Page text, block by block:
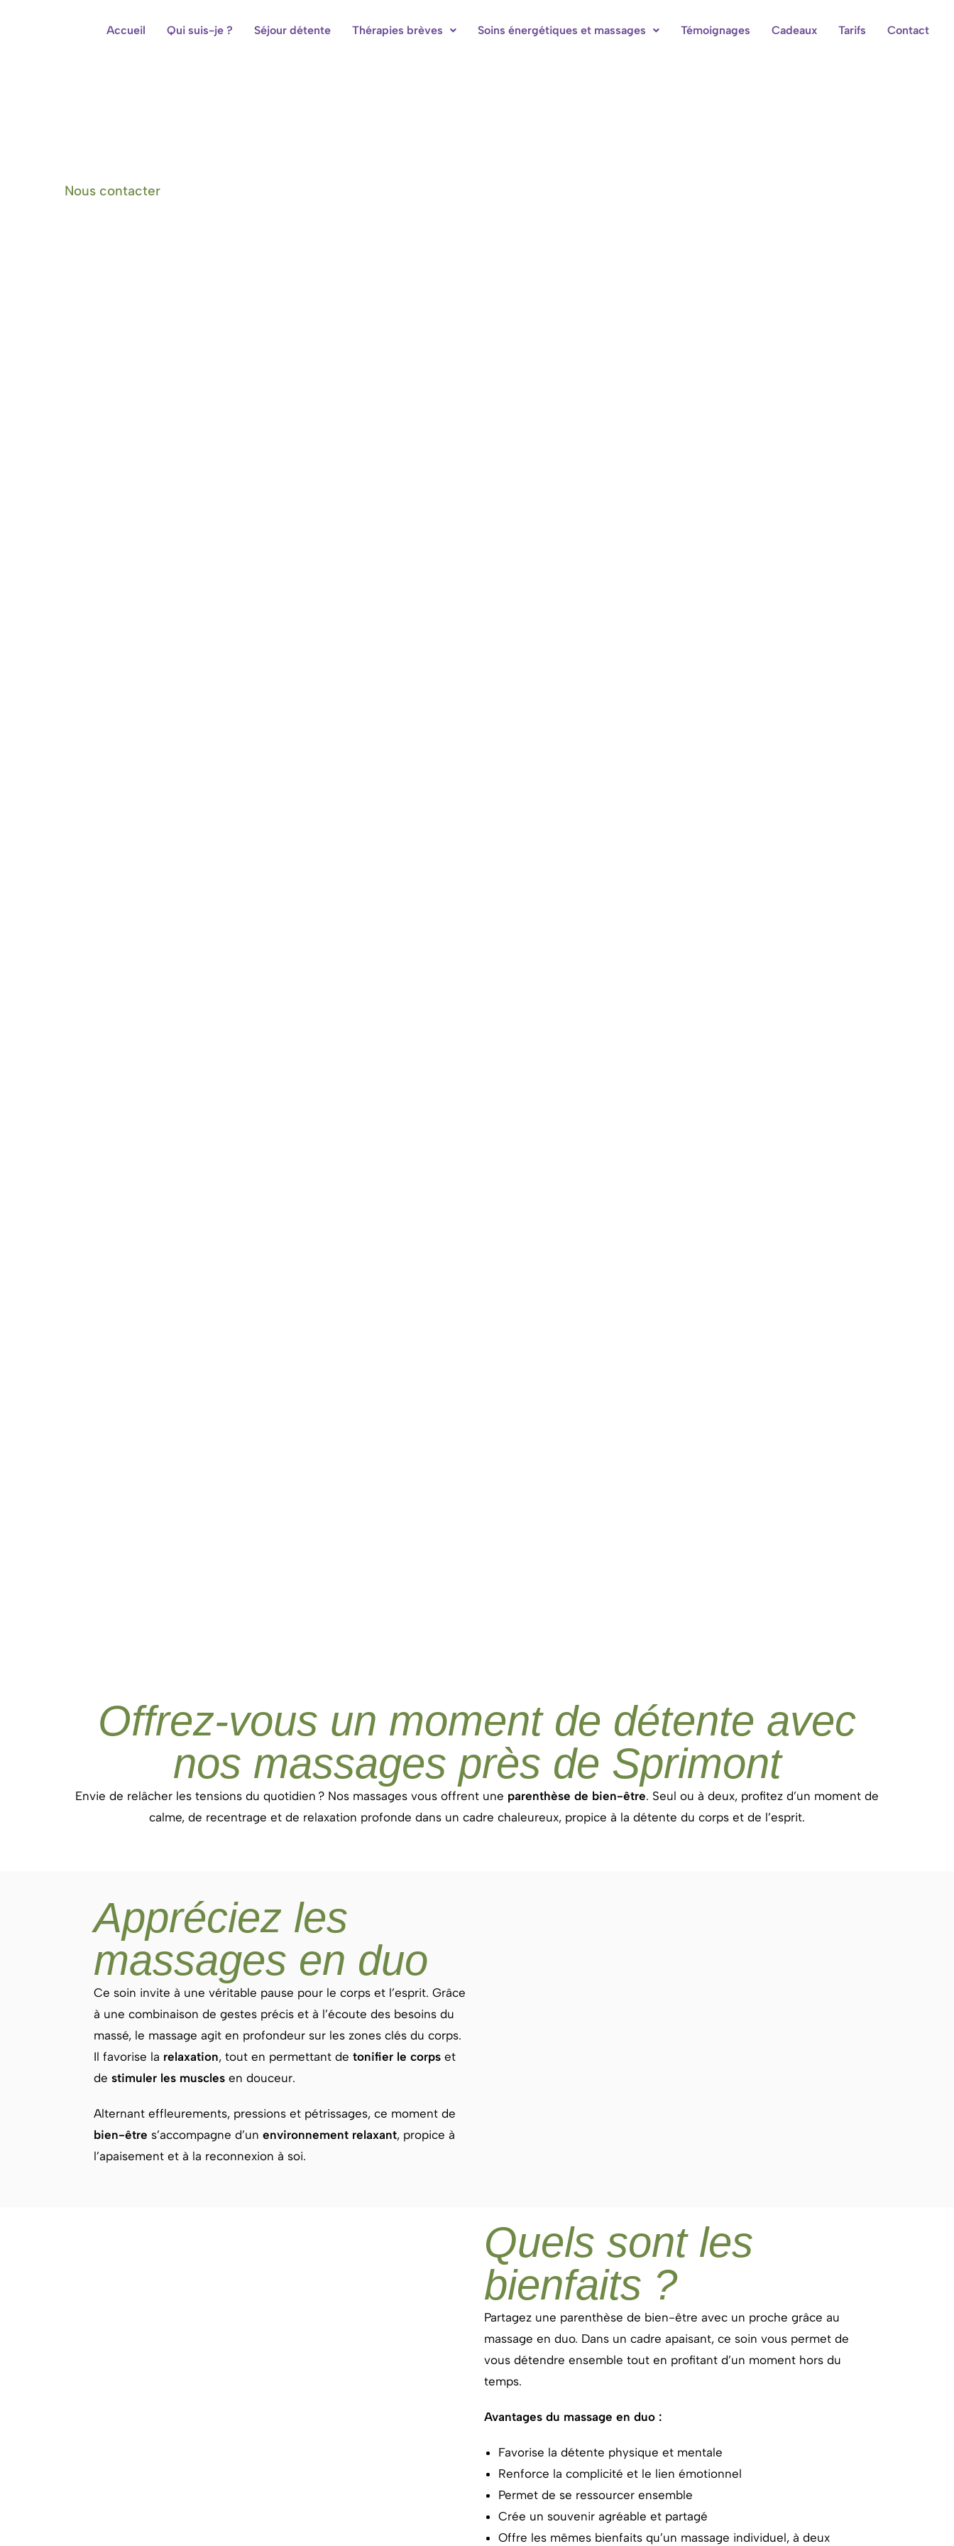
Accueil Qui suis-je ? Séjour détente Thérapies brèves Soins énergétiques et massages Témoignages Cadeaux Tarifs Contact
Nous contacter
Offrez-vous un moment de détente avec
nos massages près de Sprimont
Envie de relâcher les tensions du quotidien ? Nos massages vous offrent une parenthèse de bien-être. Seul ou à deux, profitez d’un moment de
calme, de recentrage et de relaxation profonde dans un cadre chaleureux, propice à la détente du corps et de l’esprit.
Appréciez les
massages en duo
Ce soin invite à une véritable pause pour le corps et l’esprit. Grâce
à une combinaison de gestes précis et à l’écoute des besoins du
massé, le massage agit en profondeur sur les zones clés du corps.
Il favorise la relaxation, tout en permettant de tonifier le corps et
de stimuler les muscles en douceur.
Alternant effleurements, pressions et pétrissages, ce moment de
bien-être s’accompagne d’un environnement relaxant, propice à
l’apaisement et à la reconnexion à soi.
Quels sont les
bienfaits ?
Partagez une parenthèse de bien-être avec un proche grâce au
massage en duo. Dans un cadre apaisant, ce soin vous permet de
vous détendre ensemble tout en profitant d’un moment hors du
temps.
Avantages du massage en duo :
Favorise la détente physique et mentale
Renforce la complicité et le lien émotionnel
Permet de se ressourcer ensemble
Crée un souvenir agréable et partagé
Offre les mêmes bienfaits qu’un massage individuel, à deux